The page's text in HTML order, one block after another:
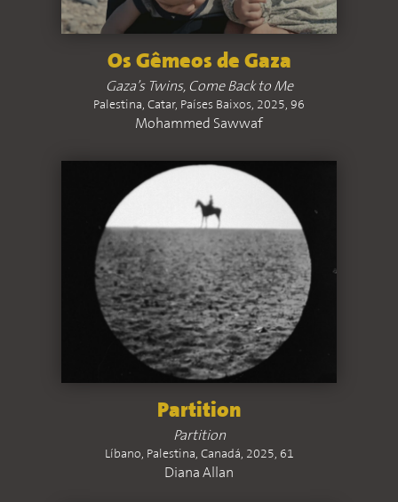
Os Gêmeos de Gaza
Gaza’s Twins, Come Back to Me
Palestina, Catar, Países Baixos, 2025, 96
Mohammed Sawwaf
Partition
Partition
Líbano, Palestina, Canadá, 2025, 61
Diana Allan